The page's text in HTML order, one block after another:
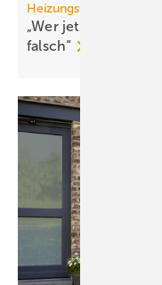
Heizungswende
„Wer jetzt eine
falsch“